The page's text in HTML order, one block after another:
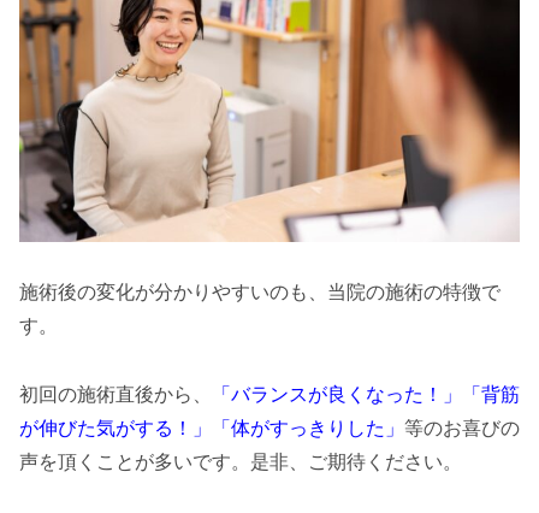
施術後の変化が分かりやすいのも、当院の施術の特徴で
す。
初回の施術直後から、
「バランスが良くなった！」「背筋
が伸びた気がする！」「体がすっきりした」 等のお喜びの
声を頂くことが多いです。是非、ご期待ください。